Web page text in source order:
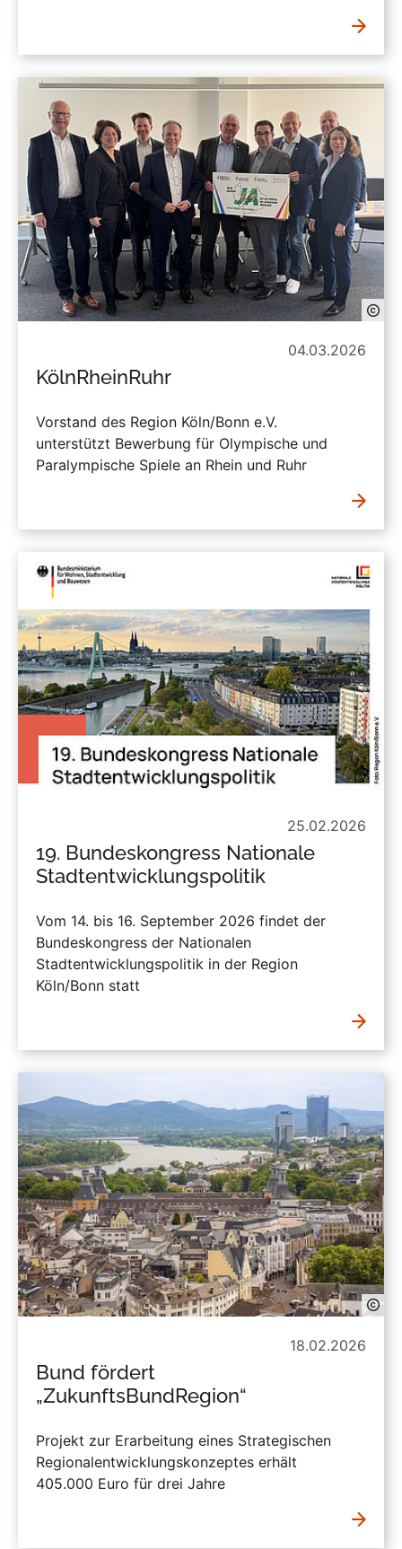
04.03.2026
KölnRheinRuhr
Vorstand des Region Köln/Bonn e.V.
unterstützt Bewerbung für Olympische und
Paralympische Spiele an Rhein und Ruhr
25.02.2026
19. Bundeskongress Nationale
Stadtentwicklungspolitik
Vom 14. bis 16. September 2026 findet der
Bundeskongress der Nationalen
Stadtentwicklungspolitik in der Region
Köln/Bonn statt
18.02.2026
Bund fördert
„ZukunftsBundRegion“
Projekt zur Erarbeitung eines Strategischen
Regionalentwicklungskonzeptes erhält
405.000 Euro für drei Jahre